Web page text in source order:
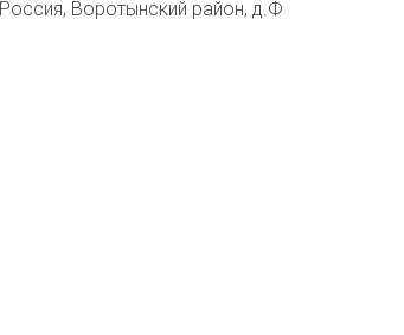
Россия, Воротынский район, д.Ф